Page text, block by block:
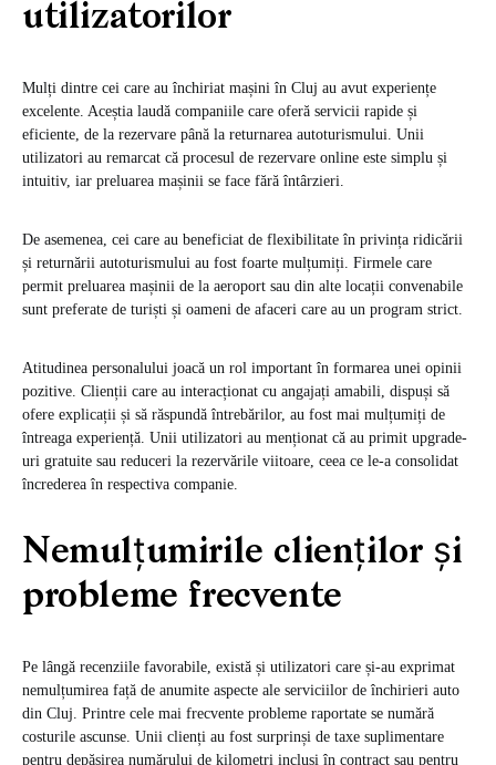
utilizatorilor
Mulți dintre cei care au închiriat mașini în Cluj au avut experiențe
excelente. Aceștia laudă companiile care oferă servicii rapide și
eficiente, de la rezervare până la returnarea autoturismului. Unii
utilizatori au remarcat că procesul de rezervare online este simplu și
intuitiv, iar preluarea mașinii se face fără întârzieri.
De asemenea, cei care au beneficiat de flexibilitate în privința ridicării
și returnării autoturismului au fost foarte mulțumiți. Firmele care
permit preluarea mașinii de la aeroport sau din alte locații convenabile
sunt preferate de turiști și oameni de afaceri care au un program strict.
Atitudinea personalului joacă un rol important în formarea unei opinii
pozitive. Clienții care au interacționat cu angajați amabili, dispuși să
ofere explicații și să răspundă întrebărilor, au fost mai mulțumiți de
întreaga experiență. Unii utilizatori au menționat că au primit upgrade-
uri gratuite sau reduceri la rezervările viitoare, ceea ce le-a consolidat
încrederea în respectiva companie.
Nemulțumirile clienților și
probleme frecvente
Pe lângă recenziile favorabile, există și utilizatori care și-au exprimat
nemulțumirea față de anumite aspecte ale serviciilor de închirieri auto
din Cluj. Printre cele mai frecvente probleme raportate se numără
costurile ascunse. Unii clienți au fost surprinși de taxe suplimentare
pentru depășirea numărului de kilometri incluși în contract sau pentru